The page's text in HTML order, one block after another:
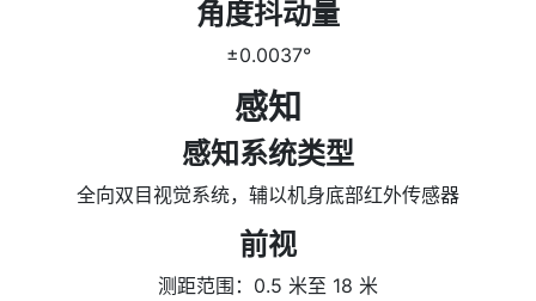
角度抖动量
±0.0037°
感知
感知系统类型
全向双目视觉系统，辅以机身底部红外传感器
前视
测距范围：0.5 米至 18 米